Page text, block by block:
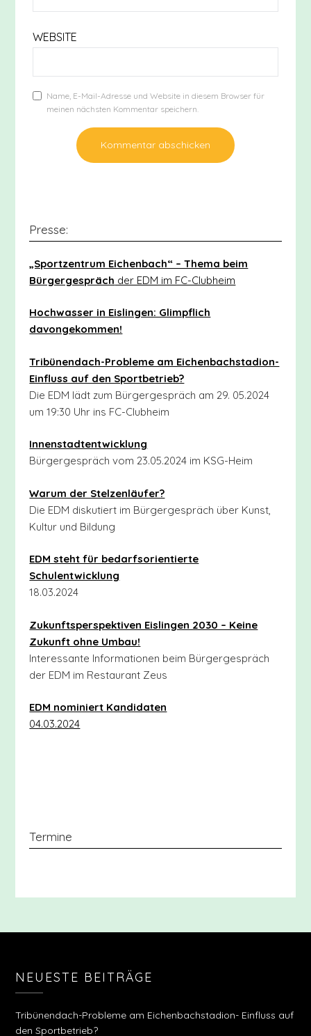
WEBSITE
Name, E-Mail-Adresse und Website in diesem Browser für
meinen nächsten Kommentar speichern.
Presse:
„Sportzentrum Eichenbach“ – Thema beim
Bürgergespräch der EDM im FC-Clubheim
Hochwasser in Eislingen: Glimpflich
davongekommen!
Tribünendach-Probleme am Eichenbachstadion-
Einfluss auf den Sportbetrieb?
Die EDM lädt zum Bürgergespräch am 29. 05.2024
um 19:30 Uhr ins FC-Clubheim
Innenstadtentwicklung
Bürgergespräch vom 23.05.2024 im KSG-Heim
Warum der Stelzenläufer?
Die EDM diskutiert im Bürgergespräch über Kunst,
Kultur und Bildung
EDM steht für bedarfsorientierte
Schulentwicklung
18.03.2024
Zukunftsperspektiven Eislingen 2030 – Keine
Zukunft ohne Umbau!
Interessante Informationen beim Bürgergespräch
der EDM im Restaurant Zeus
EDM nominiert Kandidaten
04.03.2024
Termine
NEUESTE BEITRÄGE
Tribünendach-Probleme am Eichenbachstadion- Einfluss auf
den Sportbetrieb?